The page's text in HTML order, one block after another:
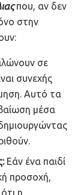
που, αν δεν
στην
σε
συνεχής
Αυτό τα
μέσα
Εάν ένα παιδί
προσοχή,
η